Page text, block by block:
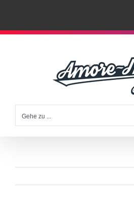
Zum
Gehe zu ...